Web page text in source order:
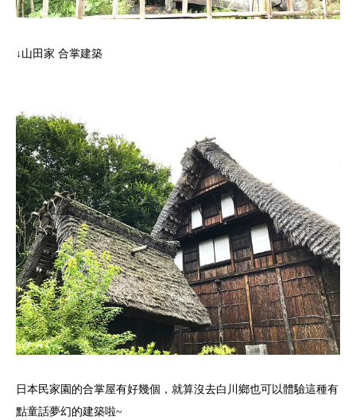
↓山田家 合掌建築
日本民家園的合掌屋有好幾個，就算沒去白川鄉也可以體驗這種有
點童話夢幻的建築啦~